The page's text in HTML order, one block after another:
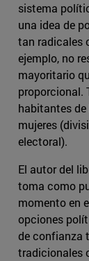
sistema
una idea de
tan radicales
ejemplo, no
mayoritario
proporcional.
habitantes
mujeres
electoral).
El autor del
toma como
momento en
opciones
de confianza
tradicionales